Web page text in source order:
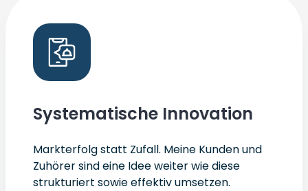
Systematische Innovation
Markterfolg statt Zufall. Meine Kunden und
Zuhörer sind eine Idee weiter wie diese
strukturiert sowie effektiv umsetzen.